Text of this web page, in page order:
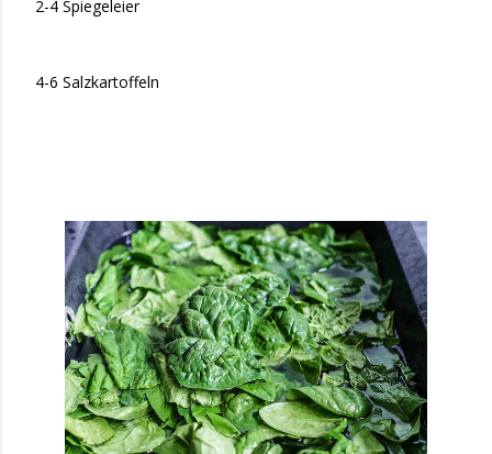
2-4 Spiegeleier
4-6 Salzkartoffeln